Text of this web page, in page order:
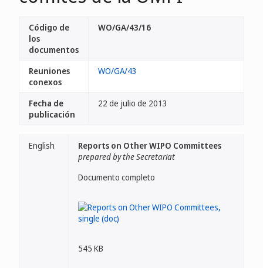
Código de
los
documentos
WO/GA/43/16
Reuniones
conexos
WO/GA/43
Fecha de
publicación
22 de julio de 2013
English
Reports on Other WIPO Committees
prepared by the Secretariat
Documento completo
545 KB